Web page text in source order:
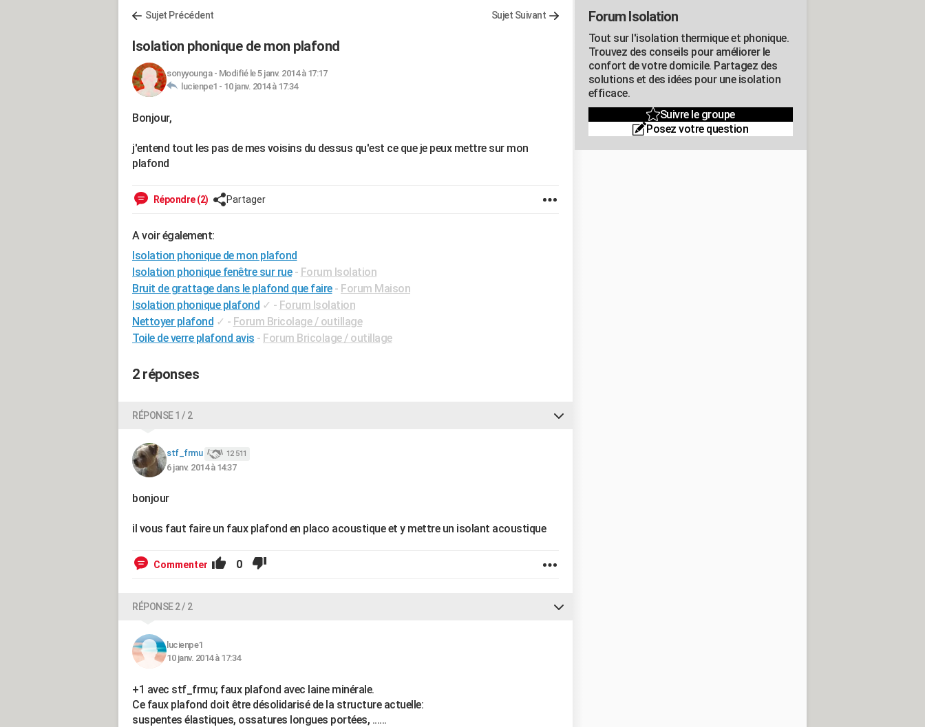
Sujet Précédent Sujet Suivant
Isolation phonique de mon plafond
sonyyounga- Modifié le 5 janv. 2014 à 17:17
lucienpe1 - 10 janv. 2014 à 17:34
Bonjour,
j'entend tout les pas de mes voisins du dessus qu'est ce que je peux mettre sur mon
plafond
Répondre (2) Partager
A voir également:
Isolation phonique de mon plafond
Isolation phonique fenêtre sur rue - Forum Isolation
Bruit de grattage dans le plafond que faire - Forum Maison
Isolation phonique plafond ✓ - Forum Isolation
Nettoyer plafond ✓ - Forum Bricolage / outillage
Toile de verre plafond avis - Forum Bricolage / outillage
2 réponses
RÉPONSE 1 / 2
stf_frmu 12 511
6 janv. 2014 à 14:37
bonjour
il vous faut faire un faux plafond en placo acoustique et y mettre un isolant acoustique
Commenter 0
RÉPONSE 2 / 2
lucienpe1
10 janv. 2014 à 17:34
+1 avec stf_frmu; faux plafond avec laine minérale.
Ce faux plafond doit être désolidarisé de la structure actuelle:
suspentes élastiques, ossatures longues portées, ......
Forum Isolation
Tout sur l'isolation thermique et phonique.
Trouvez des conseils pour améliorer le
confort de votre domicile. Partagez des
solutions et des idées pour une isolation
efficace.
Suivre le groupe
Posez votre question